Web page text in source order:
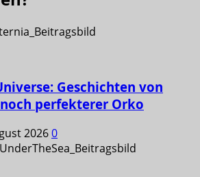
Geschichten von
noch perfekterer Orko
20260